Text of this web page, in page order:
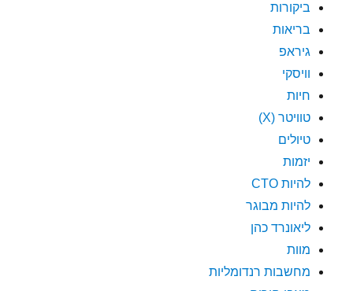
ביקורות
בריאות
גיראפ
וויסקי
חיות
טוויטר (X)
טיולים
יזמות
להיות CTO
להיות מבוגר
ליאונרד כהן
מוות
מחשבות רנדומליות